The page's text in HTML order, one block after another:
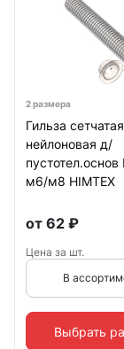
2 размера
Гильза сетчатая
нейлоновая д/
пустотел.основ
м6/м8 HIMTEХ
от 62 ₽
Цена за шт.
В
Выбрать